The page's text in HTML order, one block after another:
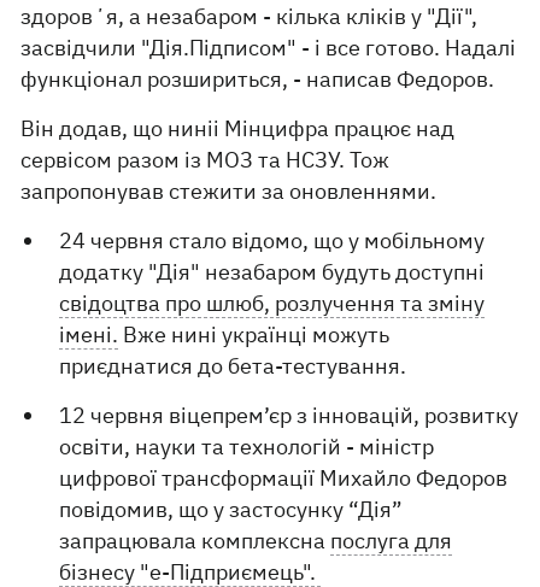
здоровʼя, а незабаром - кілька кліків у "Дії",
засвідчили "Дія.Підписом" - і все готово. Надалі
функціонал розшириться, - написав Федоров.
Він додав, що ниніі Мінцифра працює над
сервісом разом із МОЗ та НСЗУ. Тож
запропонував стежити за оновленнями.
24 червня стало відомо, що у мобільному
додатку "Дія" незабаром будуть доступні
свідоцтва про шлюб, розлучення та зміну
імені. Вже нині українці можуть
приєднатися до бета-тестування.
12 червня віцепрем’єр з інновацій, розвитку
освіти, науки та технологій - міністр
цифрової трансформації Михайло Федоров
повідомив, що у застосунку “Дія”
запрацювала комплексна послуга для
бізнесу "е-Підприємець".